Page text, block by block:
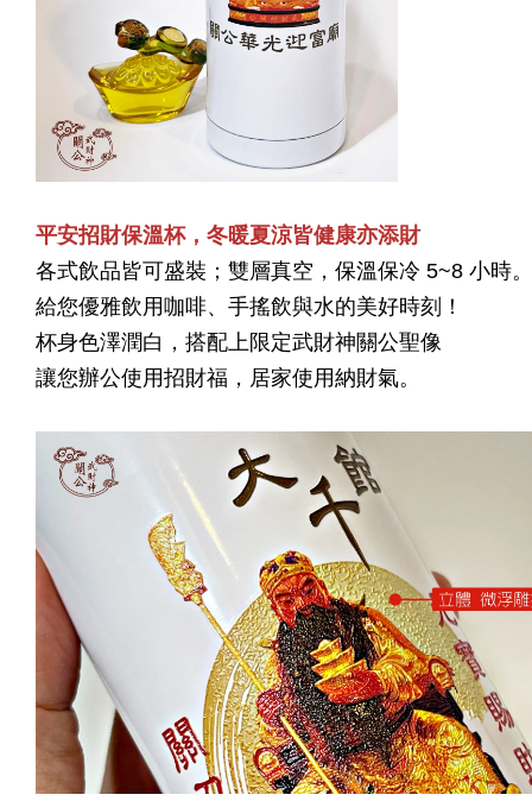
平安招財保溫杯，冬暖夏涼皆健康亦添財
各式飲品皆可盛裝；雙層真空，保溫保冷 5~8 小時。
給您優雅飲用咖啡、手搖飲與水的美好時刻！
杯身色澤潤白，搭配上限定武財神關公聖像
讓您辦公使用招財福，居家使用納財氣。